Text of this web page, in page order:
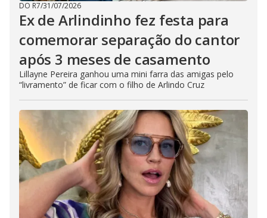
DO R7/31/07/2026
Ex de Arlindinho fez festa para
comemorar separação do cantor
após 3 meses de casamento
Lillayne Pereira ganhou uma mini farra das amigas pelo
“livramento” de ficar com o filho de Arlindo Cruz